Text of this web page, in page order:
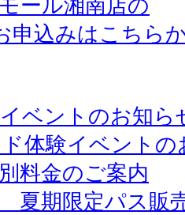
ール湘南店の
申込みはこちら
イベントのお知
体験イベント
料金のご案内
夏期限定パス販